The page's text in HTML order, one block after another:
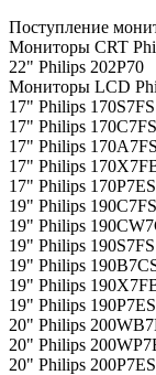
Поступление
Мониторы CRT
22" Philips 202P70
Мониторы LCD
17" Philips
17" Philips
17" Philips
17" Philips
17" Philips
19" Philips 190C7FS
19" Philips
19" Philips 190S7FS
19" Philips
19" Philips
19" Philips 190P7ES
20" Philips
20" Philips
20" Philips 200P7ES